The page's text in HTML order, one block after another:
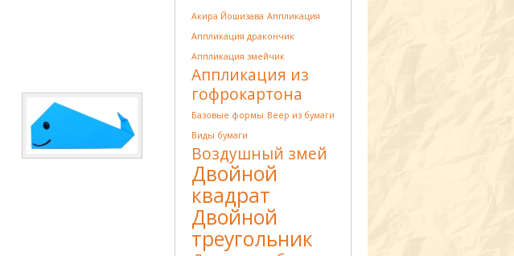
Акира Йошизава Аппликация
Аппликация дракончик
Аппликация змейчик
Аппликация из
гофрокартона
Базовые формы Веер из бумаги
Виды бумаги
Воздушный змей
Двойной
квадрат
Двойной
треугольник